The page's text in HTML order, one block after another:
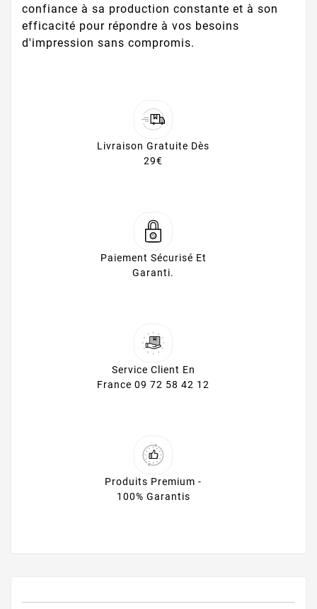
confiance à sa production constante et à son
efficacité pour répondre à vos besoins
d'impression sans compromis.
Livraison Gratuite Dès
29€
Paiement Sécurisé Et
Garanti.
Service Client En
France 09 72 58 42 12
Produits Premium -
100% Garantis